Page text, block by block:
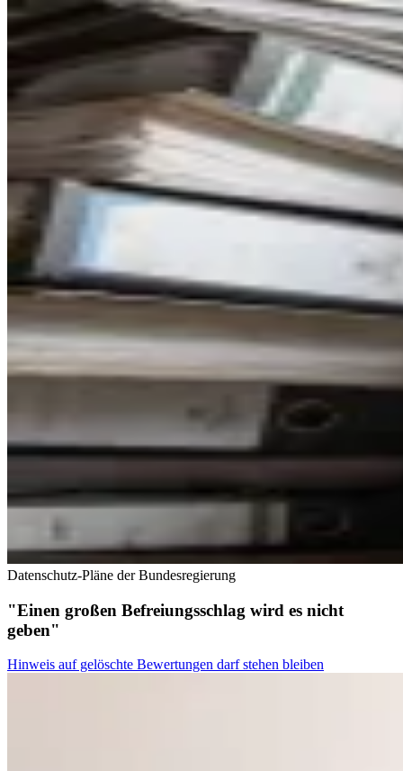
Datenschutz-Pläne der Bundesregierung
"Einen großen Befreiungsschlag wird es nicht
geben"
Hinweis auf gelöschte Bewertungen darf stehen bleiben